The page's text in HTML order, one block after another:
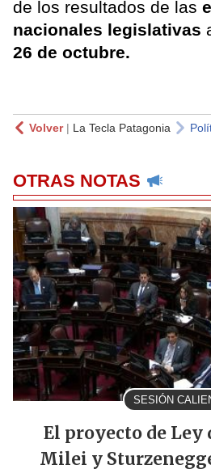
de los resultados de las
nacionales legislativas
26 de octubre.
Volver| La Tecla Patagonia
OTRAS NOTAS
SESIÓN
El proyecto de Ley
Milei y